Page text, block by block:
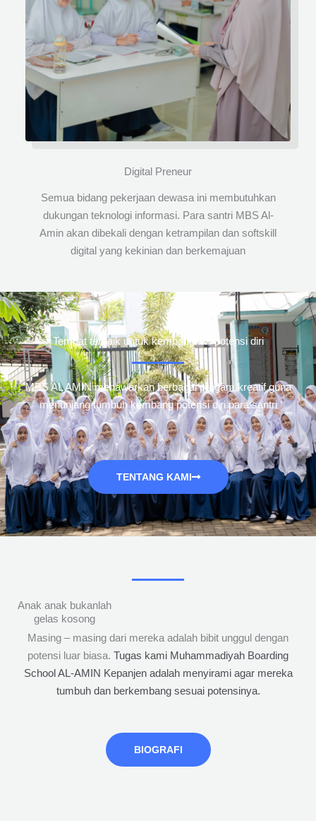
Digital Preneur
Semua bidang pekerjaan dewasa ini membutuhkan
dukungan teknologi informasi. Para santri MBS Al-
Amin akan dibekali dengan ketrampilan dan softskill
digital yang kekinian dan berkemajuan
Tempat terbaik untuk kembangkan potensi diri
MBS AL AMIN menawarkan berbagai progam kreatif guna
menunjang tumbuh kembang potensi diri para santri
TENTANG KAMI
Anak anak bukanlah
gelas kosong
Masing – masing dari mereka adalah bibit unggul dengan
potensi luar biasa. Tugas kami Muhammadiyah Boarding
School AL-AMIN Kepanjen adalah menyirami agar mereka
tumbuh dan berkembang sesuai potensinya.
BIOGRAFI